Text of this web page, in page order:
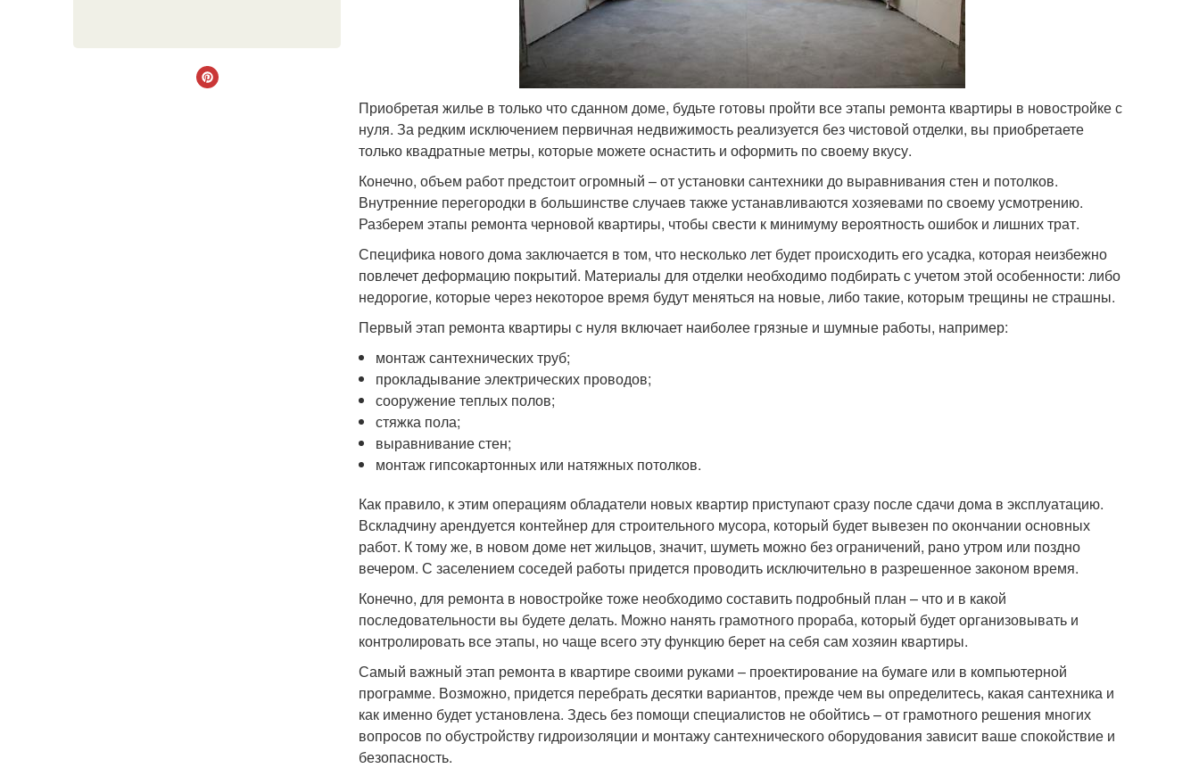
Приобретая жилье в только что сданном доме, будьте готовы пройти все этапы ремонта квартиры в новостройке с
нуля. За редким исключением первичная недвижимость реализуется без чистовой отделки, вы приобретаете
только квадратные метры, которые можете оснастить и оформить по своему вкусу.
Конечно, объем работ предстоит огромный – от установки сантехники до выравнивания стен и потолков.
Внутренние перегородки в большинстве случаев также устанавливаются хозяевами по своему усмотрению.
Разберем этапы ремонта черновой квартиры, чтобы свести к минимуму вероятность ошибок и лишних трат.
Специфика нового дома заключается в том, что несколько лет будет происходить его усадка, которая неизбежно
повлечет деформацию покрытий. Материалы для отделки необходимо подбирать с учетом этой особенности: либо
недорогие, которые через некоторое время будут меняться на новые, либо такие, которым трещины не страшны.
Первый этап ремонта квартиры с нуля включает наиболее грязные и шумные работы, например:
монтаж сантехнических труб;
прокладывание электрических проводов;
сооружение теплых полов;
стяжка пола;
выравнивание стен;
монтаж гипсокартонных или натяжных потолков.
Как правило, к этим операциям обладатели новых квартир приступают сразу после сдачи дома в эксплуатацию.
Вскладчину арендуется контейнер для строительного мусора, который будет вывезен по окончании основных
работ. К тому же, в новом доме нет жильцов, значит, шуметь можно без ограничений, рано утром или поздно
вечером. С заселением соседей работы придется проводить исключительно в разрешенное законом время.
Конечно, для ремонта в новостройке тоже необходимо составить подробный план – что и в какой
последовательности вы будете делать. Можно нанять грамотного прораба, который будет организовывать и
контролировать все этапы, но чаще всего эту функцию берет на себя сам хозяин квартиры.
Самый важный этап ремонта в квартире своими руками – проектирование на бумаге или в компьютерной
программе. Возможно, придется перебрать десятки вариантов, прежде чем вы определитесь, какая сантехника и
как именно будет установлена. Здесь без помощи специалистов не обойтись – от грамотного решения многих
вопросов по обустройству гидроизоляции и монтажу сантехнического оборудования зависит ваше спокойствие и
безопасность.